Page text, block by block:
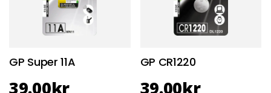
GP Super 11A
39.00kr
GP CR1220
39.00kr